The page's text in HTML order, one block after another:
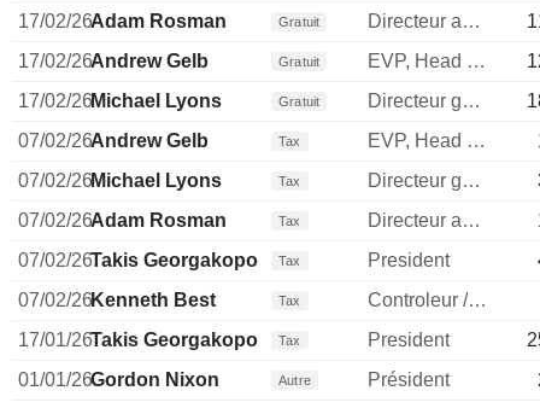
17/02/26Adam Rosman Gratuit Directeur administratif
17/02/26Andrew Gelb Gratuit EVP, Head of Fin. Sols.
17/02/26Michael Lyons Gratuit Directeur general
07/02/26Andrew Gelb Tax EVP, Head of Fin. Sols.
07/02/26Michael Lyons Tax Directeur general
07/02/26Adam Rosman Tax Directeur administratif
07/02/26Takis Georgakopoulos
Tax President
07/02/26Kenneth Best Tax
Controleur / auditeur
17/01/26Takis Georgakopoulos
Tax President
01/01/26Gordon Nixon Autre Président